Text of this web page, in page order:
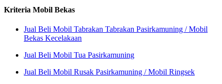
Kriteria Mobil Bekas
Jual Beli Mobil Tabrakan Tabrakan Pasirkamuning / Mobil
Bekas Kecelakaan
Jual Beli Mobil Tua Pasirkamuning
Jual Beli Mobil Rusak Pasirkamuning / Mobil Ringsek